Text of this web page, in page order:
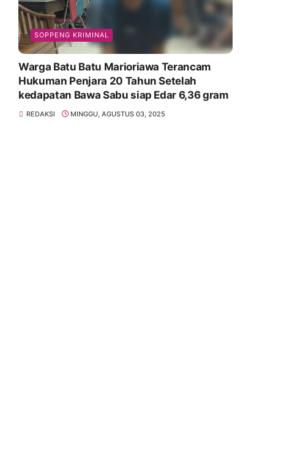
SOPPENG KRIMINAL
Warga Batu Batu Marioriawa Terancam
Hukuman Penjara 20 Tahun Setelah
kedapatan Bawa Sabu siap Edar 6,36 gram
REDAKSI MINGGU, AGUSTUS 03, 2025